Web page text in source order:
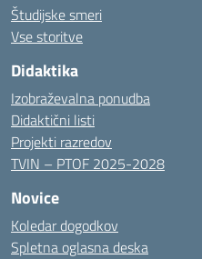
Študijske smeri
Vse storitve
Didaktika
Izobraževalna ponudba
Didaktični listi
Projekti razredov
TVIN – PTOF 2025-2028
Novice
Koledar dogodkov
Spletna oglasna deska